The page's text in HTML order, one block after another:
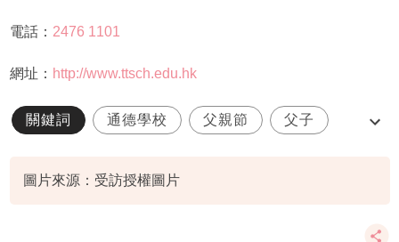
電話： 2476 1101
網址： http://www.ttsch.edu.hk
關鍵詞 通德學校 父親節 父子
圖片來源：受訪授權圖片